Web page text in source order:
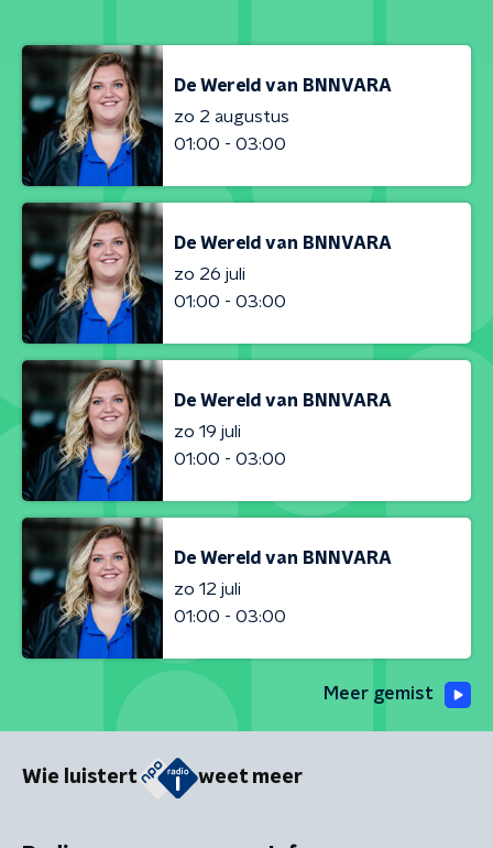
De Wereld van BNNVARA
zo 2 augustus
01:00 - 03:00
De Wereld van BNNVARA
zo 26 juli
01:00 - 03:00
De Wereld van BNNVARA
zo 19 juli
01:00 - 03:00
De Wereld van BNNVARA
zo 12 juli
01:00 - 03:00
Meer gemist
Wie luistert weet meer